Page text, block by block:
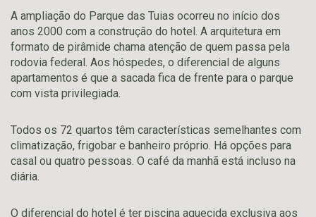
A ampliação do Parque das Tuias ocorreu no início dos
anos 2000 com a construção do hotel. A arquitetura em
formato de pirâmide chama atenção de quem passa pela
rodovia federal. Aos hóspedes, o diferencial de alguns
apartamentos é que a sacada fica de frente para o parque
com vista privilegiada.
Todos os 72 quartos têm características semelhantes com
climatização, frigobar e banheiro próprio. Há opções para
casal ou quatro pessoas. O café da manhã está incluso na
diária.
O diferencial do hotel é ter piscina aquecida exclusiva aos